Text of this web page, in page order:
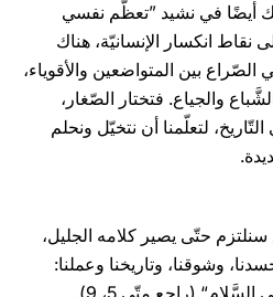
أيضًا في نشيد ”تعظّم نفسي
نقاط انكسار الإنسانيّة، هناك
بين المتواضعين والأقوياء،
والجياع. فتختار الصّغار،
لتعلّمنا أن نتخيّل ونحلم
حتّى يصير كلامه الجليل،
وشوقنا، وتاريخنا وعملنا:
(راجع متّى 5، 9).